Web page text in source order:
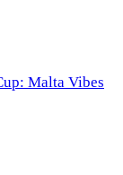
Malta Vibes